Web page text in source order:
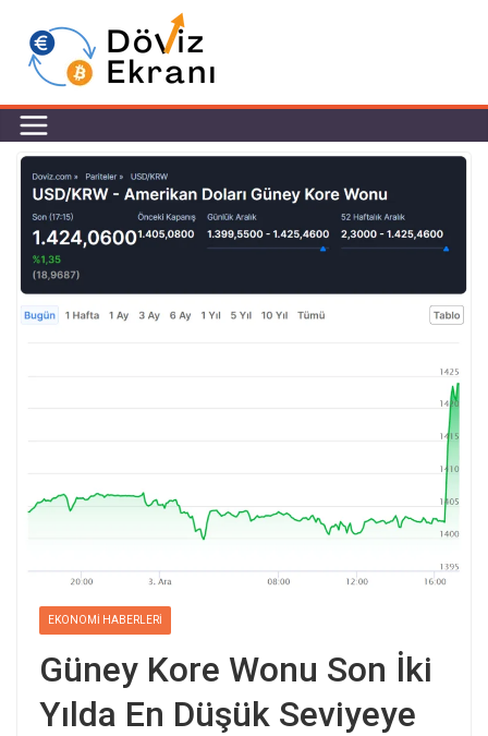
EKONOMI HABERLERI
Güney Kore Wonu Son İki
Yılda En Düşük Seviyeye